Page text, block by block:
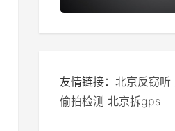
友情链接： 北京反窃听
偷拍检测 北京拆gps